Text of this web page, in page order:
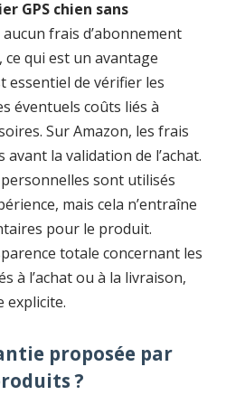
GPS chien sans
aucun frais d’abonnement
ce qui est un avantage
essentiel de vérifier les
éventuels coûts liés à
Sur Amazon, les frais
la validation de l’achat.
sont utilisés
mais cela n’entraîne
pour le produit.
totale concernant les
à l’achat ou à la livraison,
explicite.
proposée par
?